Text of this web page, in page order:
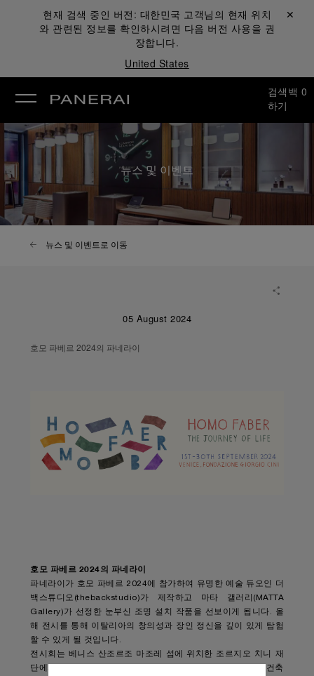
현재 검색 중인 버전: 대한민국 고객님의 현재 위치
와 관련된 정보를 확인하시려면 다음 버전 사용을 권
장합니다.
United States
닫기 ✕
검색
하기
백 0
뉴스 및 이벤트
뉴스 및 이벤트로 이동
05 August 2024
호모 파베르 2024의 파네라이
호모 파베르 2024의 파네라이
파네라이가 호모 파베르 2024에 참가하여 유명한 예술 듀오인 더
백스튜디오(thebackstudio)가 제작하고 마타 갤러리(MATTA
Gallery)가 선정한 눈부신 조명 설치 작품을 선보이게 됩니다. 올
해 전시를 통해 이탈리아의 창의성과 장인 정신을 깊이 있게 탐험
할 수 있게 될 것입니다.
전시회는 베니스 산조르조 마조레 섬에 위치한 조르지오 치니 재
단에서 개최됩니다. 루카 구아다니노(Luca Guadagnino)와 건축